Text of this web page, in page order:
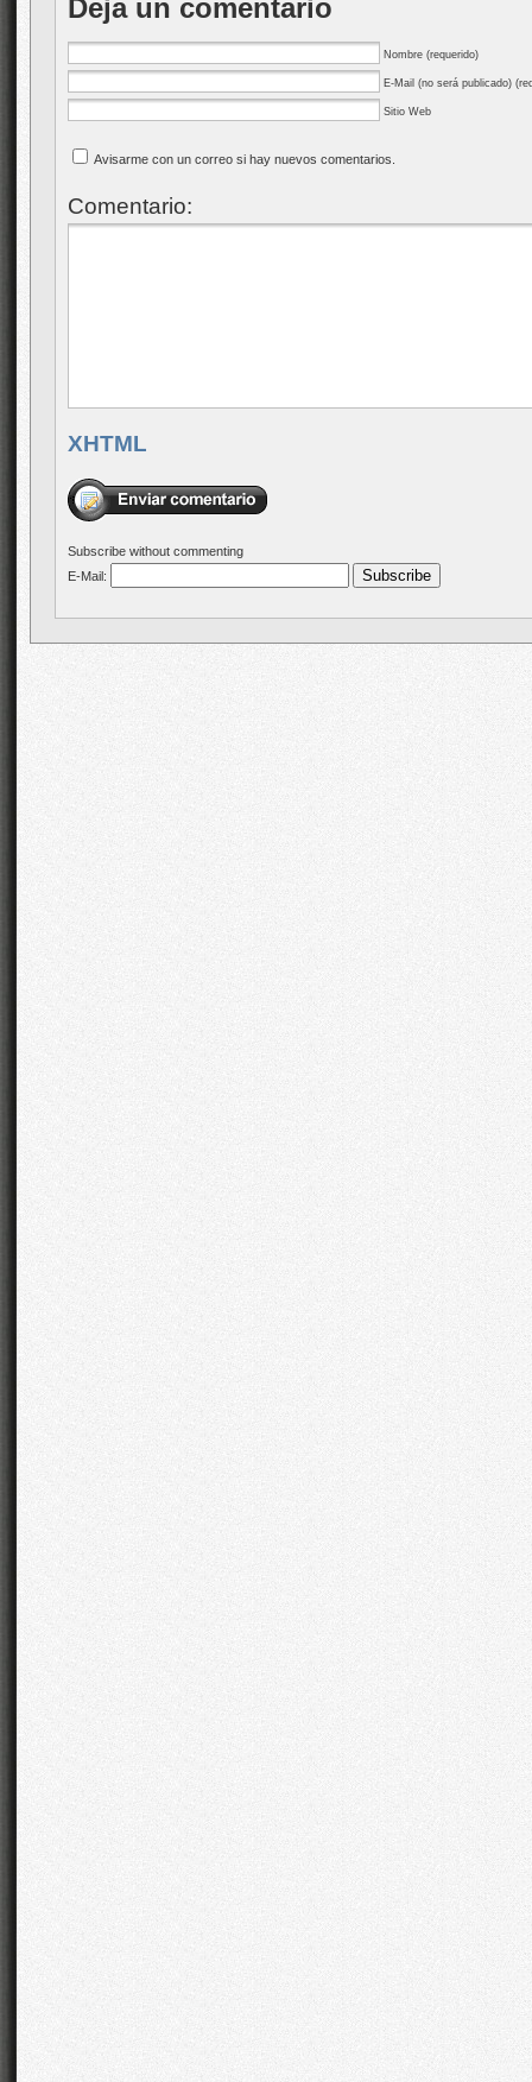
Deja un comentario
Nombre (requerido)
E-Mail (no será publicado)
Sitio Web
Avisarme con un correo si hay nuevos comentarios.
Comentario:
XHTML
Subscribe without commenting
E-Mail: